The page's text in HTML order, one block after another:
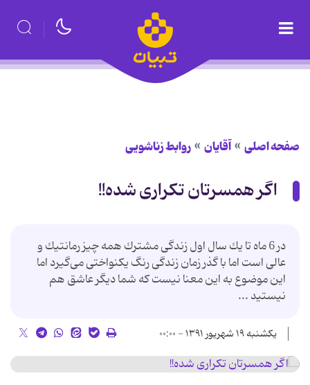
صفحه اصلی آقایان روابط زناشویی
اگر همسرتان تکراری شده!!
در 6 ماه تا یك سال اول زندگی مشترك همه چیز رمانتیك و
عالی است اما با گذر زمان زندگی رنگ یكنواختی می‌گیرد اما
این موضوع به این معنا نیست كه شما دیگر عاشق هم
نیستید ...
یکشنبه ۱۹ شهریور ۱۳۹۱ - ۰۰:۰۰